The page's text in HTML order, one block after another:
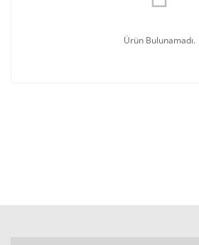
Ürün Bulunamadı.